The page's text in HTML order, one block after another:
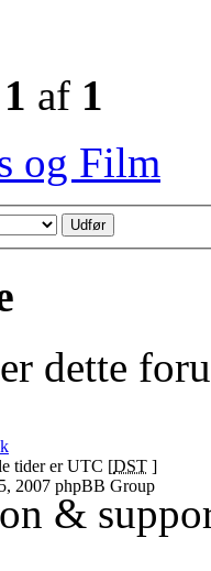
1 af 1
og Film
dette
tider er UTC [DST ]
2007 phpBB Group
&